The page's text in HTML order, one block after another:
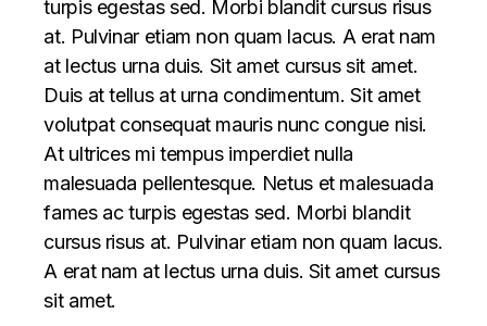
turpis egestas sed. Morbi blandit cursus risus
at. Pulvinar etiam non quam lacus. A erat nam
at lectus urna duis. Sit amet cursus sit amet.
Duis at tellus at urna condimentum. Sit amet
volutpat consequat mauris nunc congue nisi.
At ultrices mi tempus imperdiet nulla
malesuada pellentesque. Netus et malesuada
fames ac turpis egestas sed. Morbi blandit
cursus risus at. Pulvinar etiam non quam lacus.
A erat nam at lectus urna duis. Sit amet cursus
sit amet.